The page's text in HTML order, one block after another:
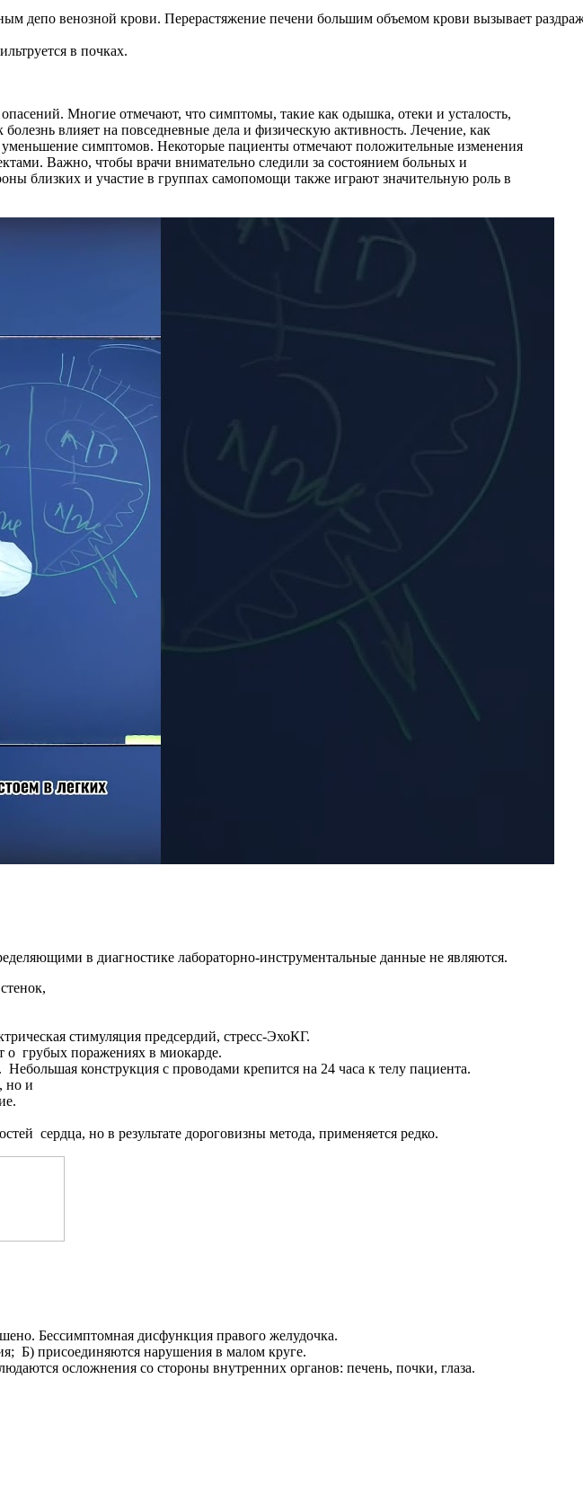
депо венозной крови. Перерастяжение печени большим объемом крови вызывает
в почках.
Многие отмечают, что симптомы, такие как одышка, отеки и усталость,
влияет на повседневные дела и физическую активность. Лечение, как
симптомов. Некоторые пациенты отмечают положительные изменения
Важно, чтобы врачи внимательно следили за состоянием больных и
близких и участие в группах самопомощи также играют значительную роль в
в диагностике лабораторно-инструментальные данные не являются.
стимуляция предсердий, стресс-ЭхоКГ.
о грубых поражениях в миокарде.
конструкция с проводами крепится на 24 часа к телу пациента.
но и
сердца, но в результате дороговизны метода, применяется редко.
Бессимптомная дисфункция правого желудочка.
Б) присоединяются нарушения в малом круге.
осложнения со стороны внутренних органов: печень, почки, глаза.